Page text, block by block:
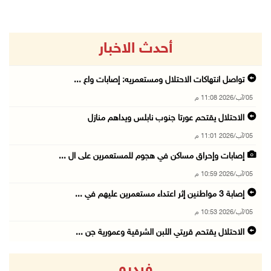
أحدث الاخبار
تواصل انتهاكات الاحتلال ومستعمريه: إصابات واع ...
05/آب/2026 11:08 م
الاحتلال يقتحم عورتا جنوب نابلس ويداهم منازل
05/آب/2026 11:01 م
إصابات وإحراق مساكن في هجوم للمستعمرين على ال ...
05/آب/2026 10:59 م
إصابة 3 مواطنين إثر اعتداء مستعمرين عليهم في ...
05/آب/2026 10:53 م
الاحتلال يقتحم قريتي اللبن الشرقية وعمورية جن ...